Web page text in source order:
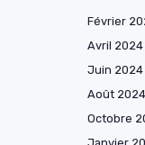
Février
Avril 2024
Juin 2024
Août 2024
Octobre